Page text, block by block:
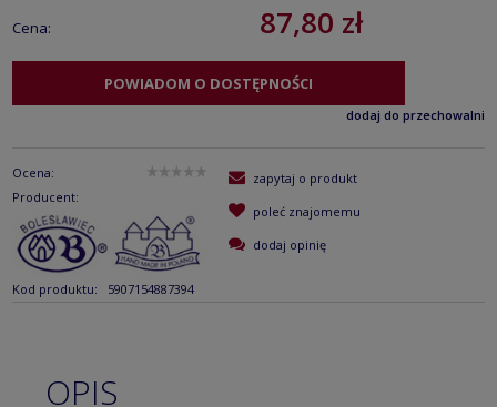
Cena: 87,80 zł
POWIADOM O DOSTĘPNOŚCI
dodaj do przechowalni
Ocena:
Producent:
Kod produktu: 5907154887394
zapytaj o produkt
poleć znajomemu
dodaj opinię
OPIS